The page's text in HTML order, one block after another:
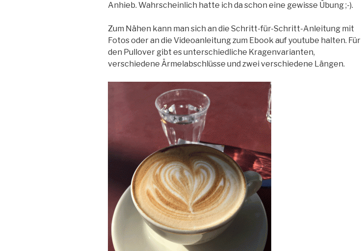
Anhieb. Wahrscheinlich hatte ich da schon eine gewisse Übung ;-).
Zum Nähen kann man sich an die Schritt-für-Schritt-Anleitung mit
Fotos oder an die Videoanleitung zum Ebook auf youtube halten. Für
den Pullover gibt es unterschiedliche Kragenvarianten,
verschiedene Ärmelabschlüsse und zwei verschiedene Längen.